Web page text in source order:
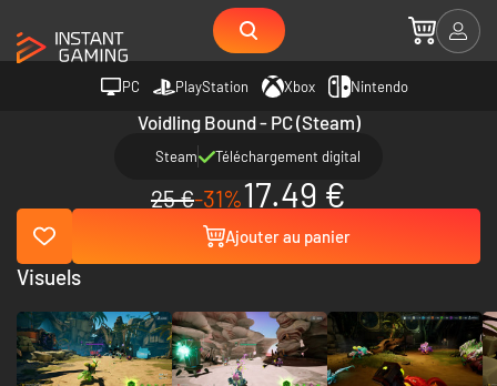
PC PlayStation Xbox Nintendo
Voidling Bound - PC (Steam)
Steam Téléchargement digital
25 €-31%17.49 €
Ajouter au panier
Visuels